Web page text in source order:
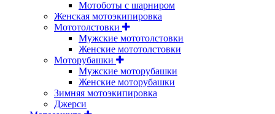
Мотоботы с шарниром
Женская мотоэкипировка
Мототолстовки
Мужские мототолстовки
Женские мототолстовки
Моторубашки
Мужские моторубашки
Женские моторубашки
Зимняя мотоэкипировка
Джерси